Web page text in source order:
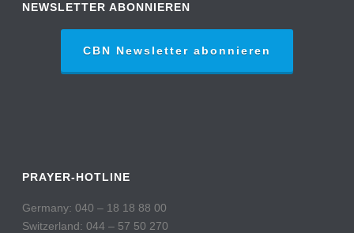
NEWSLETTER ABONNIEREN
CBN Newsletter abonnieren
PRAYER-HOTLINE
Germany: 040 – 18 18 88 00
Switzerland: 044 – 57 50 270